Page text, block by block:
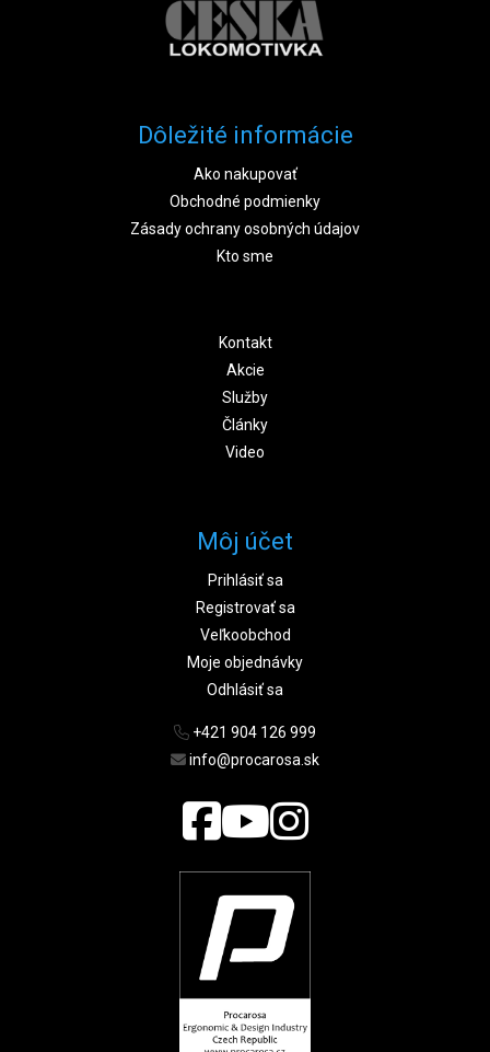
Dôležité informácie
Ako nakupovať
Obchodné podmienky
Zásady ochrany osobných údajov
Kto sme
Kontakt
Akcie
Služby
Články
Video
Môj účet
Prihlásiť sa
Registrovať sa
Veľkoobchod
Moje objednávky
Odhlásiť sa
+421 904 126 999
info@procarosa.sk